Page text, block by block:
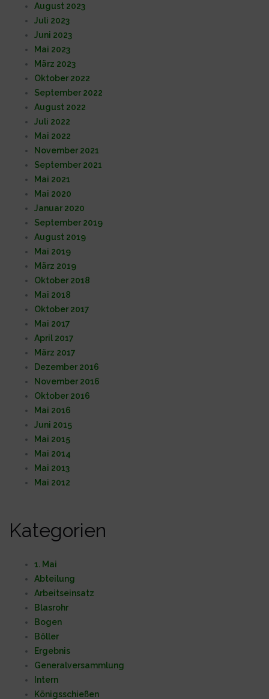
August 2023
Juli 2023
Juni 2023
Mai 2023
März 2023
Oktober 2022
September 2022
August 2022
Juli 2022
Mai 2022
November 2021
September 2021
Mai 2021
Mai 2020
Januar 2020
September 2019
August 2019
Mai 2019
März 2019
Oktober 2018
Mai 2018
Oktober 2017
Mai 2017
April 2017
März 2017
Dezember 2016
November 2016
Oktober 2016
Mai 2016
Juni 2015
Mai 2015
Mai 2014
Mai 2013
Mai 2012
Kategorien
1. Mai
Abteilung
Arbeitseinsatz
Blasrohr
Bogen
Böller
Ergebnis
Generalversammlung
Intern
Königsschießen